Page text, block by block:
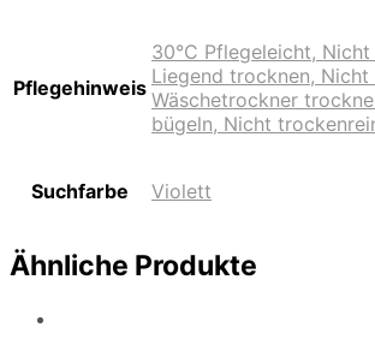
Pflegehinweis
30°C Pflegeleicht, Nicht
Liegend trocknen, Nicht
Wäschetrockner
bügeln, Nicht
Suchfarbe Violett
Ähnliche Produkte